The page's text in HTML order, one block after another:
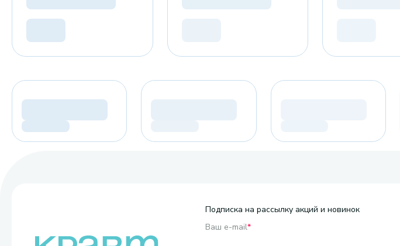
Подписка на рассылку акций и новинок
Ваш e-mail*